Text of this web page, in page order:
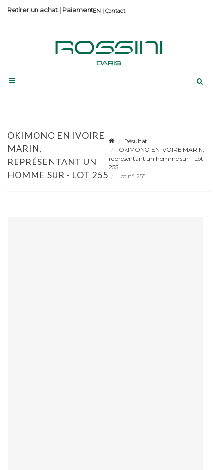
Contact
Retirer un achat | Paiement
OKIMONO EN IVOIRE
MARIN,
REPRÉSENTANT UN
HOMME SUR - LOT 255
Résultat
OKIMONO EN IVOIRE MARIN,
représentant un homme sur - Lot
255
Lot n° 255